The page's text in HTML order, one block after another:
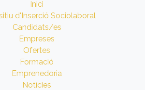
Inici
d'Inserció Sociolaboral
Candidats/es
Empreses
Ofertes
Formació
Emprenedoria
Notícies